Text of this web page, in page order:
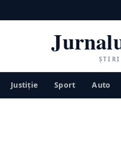
Justiţie Sport Auto